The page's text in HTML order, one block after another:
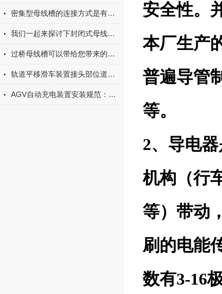
密集型母线槽的连接方式是有讲究的
我们一起来探讨下封闭式母线槽要怎么安装呢
过桥母线槽可以带给您带来的好处
轨道平移滑车装置接头部位道床变形原因
AGV自动充电装置安装规范：定位精度校准、安全防护（防过载）与布线要点
安全性。
本厂生产
普遍导管
等。
2、导电
机构（行
等）带动
刷的电能
数有3-16